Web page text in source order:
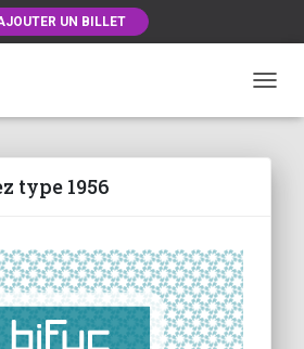
UN BILLET
type 1956